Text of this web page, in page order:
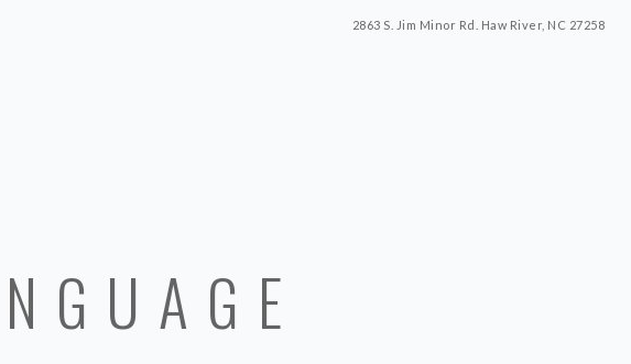
2863 S. Jim Minor Rd. Haw River, NC 27258